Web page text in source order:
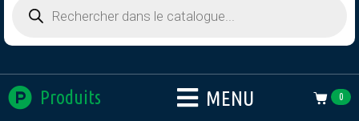
Produits MENU 0